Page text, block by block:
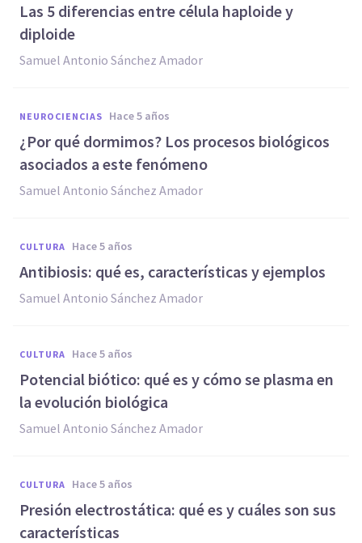
Las 5 diferencias entre célula haploide y
diploide
Samuel Antonio Sánchez Amador
NEUROCIENCIAS hace 5 años
¿Por qué dormimos? Los procesos biológicos
asociados a este fenómeno
Samuel Antonio Sánchez Amador
CULTURA hace 5 años
Antibiosis: qué es, características y ejemplos
Samuel Antonio Sánchez Amador
CULTURA hace 5 años
Potencial biótico: qué es y cómo se plasma en
la evolución biológica
Samuel Antonio Sánchez Amador
CULTURA hace 5 años
Presión electrostática: qué es y cuáles son sus
características